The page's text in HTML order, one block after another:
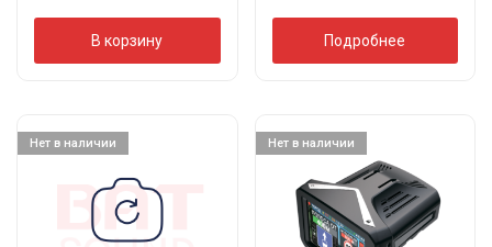
В корзину Подробнее
Нет в наличии Нет в наличии